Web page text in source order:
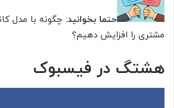
حتما بخوانید:
مشتری را افزایش دهیم؟
هشتگ در فیسبوک